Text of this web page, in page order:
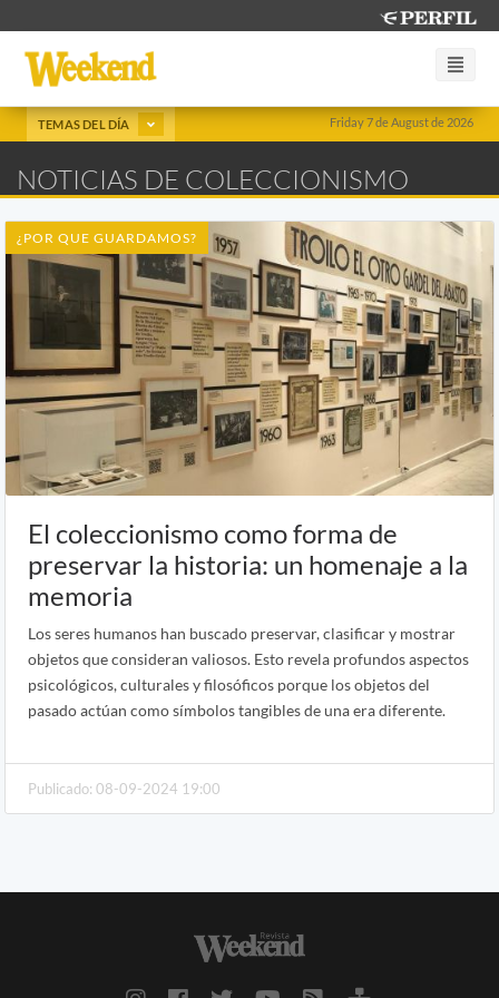
Friday 7 de August de 2026
TEMAS DEL DÍA
NOTICIAS DE COLECCIONISMO
¿POR QUE GUARDAMOS?
El coleccionismo como forma de
preservar la historia: un homenaje a la
memoria
Los seres humanos han buscado preservar, clasificar y mostrar
objetos que consideran valiosos. Esto revela profundos aspectos
psicológicos, culturales y filosóficos porque los objetos del
pasado actúan como símbolos tangibles de una era diferente.
Publicado: 08-09-2024 19:00